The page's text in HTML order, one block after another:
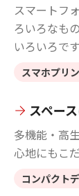
スマートフ
ろいろなも
いろいろです
スマホプリ
スペー
多機能・高
心地にもこ
コンパクト